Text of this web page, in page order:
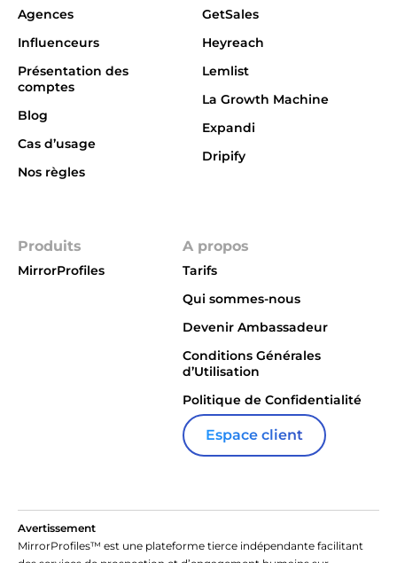
Agences
Influenceurs
Présentation des
comptes
Blog
Cas d’usage
Nos règles
GetSales
Heyreach
Lemlist
La Growth Machine
Expandi
Dripify
Produits
MirrorProfiles
A propos
Tarifs
Qui sommes-nous
Devenir Ambassadeur
Conditions Générales
d’Utilisation
Politique de Confidentialité
Espace client
Avertissement
MirrorProfiles™ est une plateforme tierce indépendante facilitant